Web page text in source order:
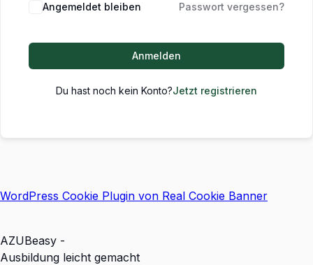
Angemeldet bleiben Passwort vergessen?
Anmelden
Du hast noch kein Konto?Jetzt registrieren
WordPress Cookie Plugin von Real Cookie Banner
AZUBeasy -
Ausbildung leicht gemacht